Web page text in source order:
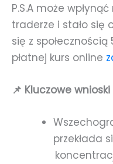
P.S.A może
traderze i stało się
się z
płatnej kurs online
📌 Kluczowe
przekłada